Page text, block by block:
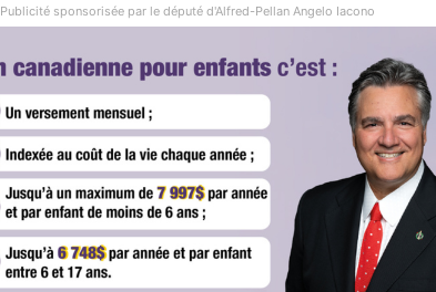
Publicité sponsorisée par le député d'Alfred-Pellan Angelo Iacono